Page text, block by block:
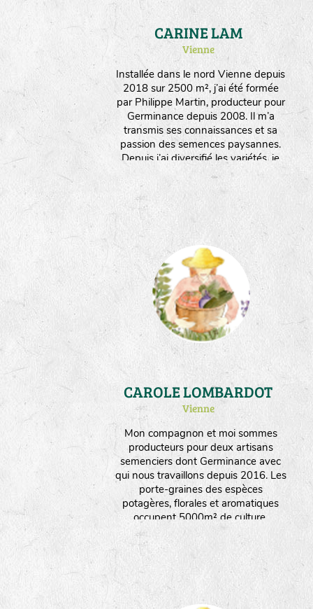
Installée dans le nord Vienne depuis
2018 sur 2500 m², j’ai été formée
par Philippe Martin, producteur pour
Germinance depuis 2008. Il m’a
transmis ses connaissances et sa
passion des semences paysannes.
Depuis j’ai diversifié les variétés, je
multiplie des plantes potagères, des
aromatiques et médicinales, des
fleurs. Je travaille manuellement et
interviens le moins possible sur les
plantes pour favoriser leur rusticité et
leur adaptation. Je produits
également des plants issus de ces
semences. J’aime l’infinie poésie par
laquelle la nature se réinvente à
travers les graines !
CARINE LAM
Vienne
Mon compagnon et moi sommes
producteurs pour deux artisans
semenciers dont Germinance avec
qui nous travaillons depuis 2016. Les
porte-graines des espèces
potagères, florales et aromatiques
occupent 5000m² de culture.
Instalée en plaine céréalière
valonnée et semi boisée, la ferme
produit aussi des céréales et du
fourrage. Nous orientons nos choix
vers un maximum d'espèces
produites en culture sèche.
CAROLE LOMBARDOT
Vienne